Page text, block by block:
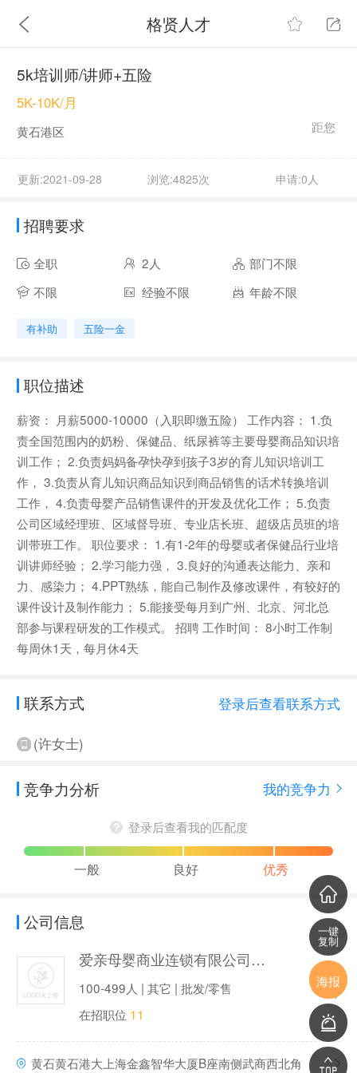
格贤人才
5k培训师/讲师+五险
距您
5K-10K/月
黄石港区
更新:2021-09-28 浏览:4825次 申请:0人
招聘要求
全职 2人
部门不限
不限
经验不限 年龄不限
有补助 五险一金
职位描述
薪资： 月薪5000-10000（入职即缴五险） 工作内容： 1.负
责全国范围内的奶粉、保健品、纸尿裤等主要母婴商品知识培
训工作； 2.负责妈妈备孕快孕到孩子3岁的育儿知识培训工
作， 3.负责从育儿知识商品知识到商品销售的话术转换培训
工作， 4.负责母婴产品销售课件的开发及优化工作； 5.负责
公司区域经理班、区域督导班、专业店长班、超级店员班的培
训带班工作。 职位要求： 1.有1-2年的母婴或者保健品行业培
训讲师经验； 2.学习能力强， 3.良好的沟通表达能力、亲和
力、感染力； 4.PPT熟练，能自己制作及修改课件，有较好的
课件设计及制作能力； 5.能接受每月到广州、北京、河北总
部参与课程研发的工作模式。 招聘 工作时间： 8小时工作制
每周休1天，每月休4天
联系方式 登录后查看联系方式
(许女士)
竞争力分析 我的竞争力
登录后查看我的匹配度
一般 良好 优秀
公司信息
爱亲母婴商业连锁有限公司（爱亲母婴）
100-499人 | 其它 | 批发/零售
在招职位 11
黄石黄石港大上海金鑫智华大厦B座南侧武商西北角
一键
复制
海报